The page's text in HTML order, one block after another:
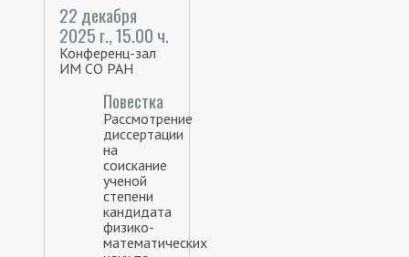
22 декабря
2025 г., 15.00 ч.
Конференц-зал
ИМ СО РАН
Повестка
Рассмотрение
диссертации
на
соискание
ученой
степени
кандидата
физико-
математических